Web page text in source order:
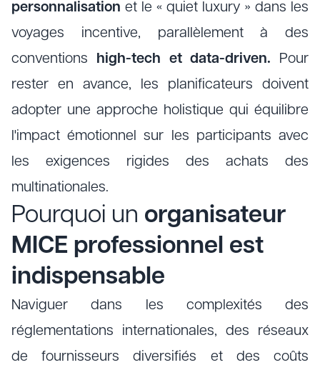
personnalisation et le « quiet luxury » dans les
voyages incentive, parallèlement à des
conventions high-tech et data-driven. Pour
rester en avance, les planificateurs doivent
adopter une approche holistique qui équilibre
l'impact émotionnel sur les participants avec
les exigences rigides des achats des
multinationales.
Pourquoi un organisateur
MICE professionnel est
indispensable
Naviguer dans les complexités des
réglementations internationales, des réseaux
de fournisseurs diversifiés et des coûts